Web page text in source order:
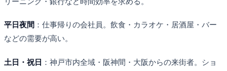
平日夜間 ：仕事帰りの会社員。飲食・カラオケ・居酒屋・バー
などの需要が高い。
土日・祝日 ：神戸市内全域・阪神間・大阪からの来街者。ショ